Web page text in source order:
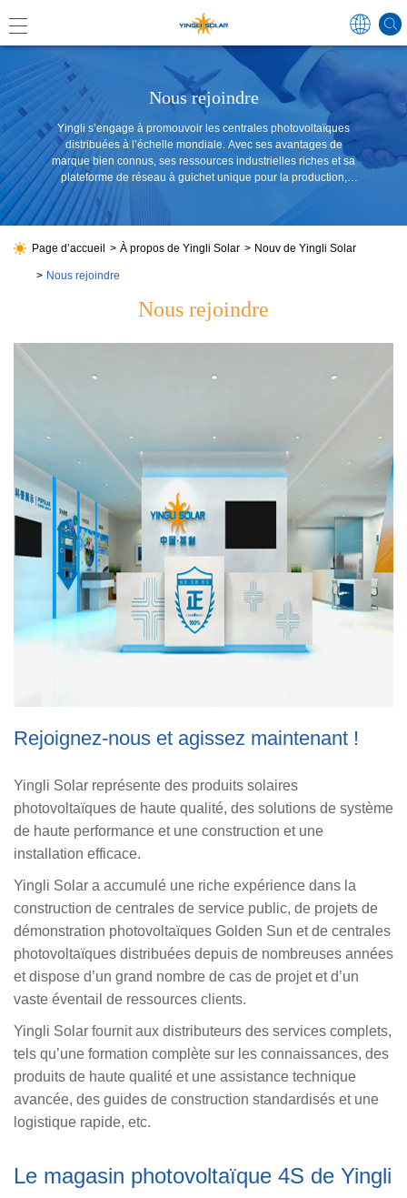
Global
United
Nous rejoindre
Yingli s’engage à promouvoir les centrales photovoltaïques
distribuées à l’échelle mondiale. Avec ses avantages de
marque bien connus, ses ressources industrielles riches et sa
plateforme de réseau à guichet unique pour la production,
l’approvisionnement et la commercialisation, Yingli garantit
que les distributeurs et les franchisés obtiennent des prix plus
avantageux.
Page d’accueil
À propos de Yingli Solar Nouv de Yingli Solar
Nous rejoindre
Nous rejoindre
Rejoignez-nous et agissez maintenant !
Yingli Solar représente des produits solaires
photovoltaïques de haute qualité, des solutions de système
de haute performance et une construction et une
installation efficace.
Yingli Solar a accumulé une riche expérience dans la
construction de centrales de service public, de projets de
démonstration photovoltaïques Golden Sun et de centrales
photovoltaïques distribuées depuis de nombreuses années
et dispose d’un grand nombre de cas de projet et d’un
vaste éventail de ressources clients.
Yingli Solar fournit aux distributeurs des services complets,
tels qu’une formation complète sur les connaissances, des
produits de haute qualité et une assistance technique
avancée, des guides de construction standardisés et une
logistique rapide, etc.
Le magasin photovoltaïque 4S de Yingli